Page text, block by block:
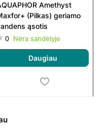
Amethyst
(Pilkas) geriamo
ąsotis
0 Nėra sandėlyje
Daugiau